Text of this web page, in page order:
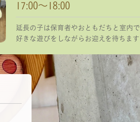
17:00～18:00
延長の子は保育者やおともだちと室内で
好きな遊びをしながらお迎えを待ちます